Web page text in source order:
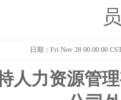
日期：Fri Nov 28 00:00:00
人力资源管